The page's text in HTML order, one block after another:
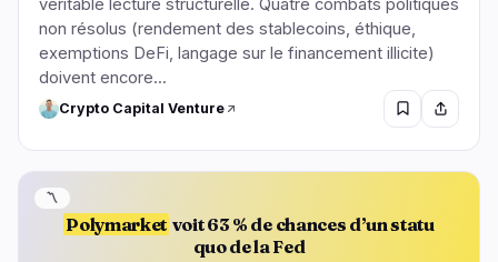
véritable lecture structurelle. Quatre combats politiques
non résolus (rendement des stablecoins, éthique,
exemptions DeFi, langage sur le financement illicite)
doivent encore...
Crypto Capital Venture
Polymarket voit 63 % de chances d’un statu
quo de la Fed
〽️